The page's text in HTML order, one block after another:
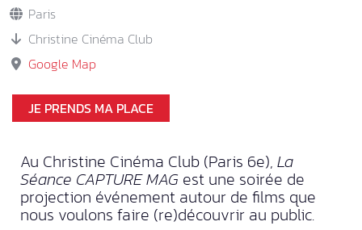
Paris
Christine Cinéma Club
Google Map
JE PRENDS MA PLACE
Au Christine Cinéma Club (Paris 6e), La
Séance CAPTURE MAG est une soirée de
projection événement autour de films que
nous voulons faire (re)découvrir au public.